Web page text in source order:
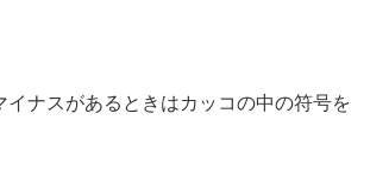
イナスがあるときはカッコの中の符号を